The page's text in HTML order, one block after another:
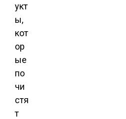
укт
ы,
кот
ор
ые
по
чи
стя
т